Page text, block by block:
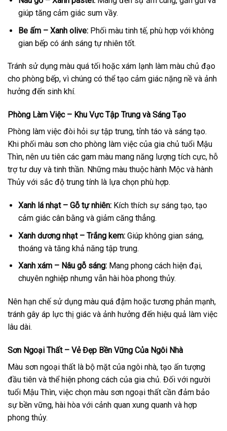
giúp tăng cảm giác sum vầy.
Be ấm – Xanh olive:Phối màu tinh tế, phù hợp với không
gian bếp có ánh sáng tự nhiên tốt.
Tránh sử dụng màu quá tối hoặc xám lạnh làm màu chủ đạo
cho phòng bếp, vì chúng có thể tạo cảm giác nặng nề và ảnh
hưởng đến sinh khí.
Phòng Làm Việc – Khu Vực Tập Trung và Sáng Tạo
Phòng làm việc đòi hỏi sự tập trung, tỉnh táo và sáng tạo.
Khi phối màu sơn cho phòng làm việc của gia chủ tuổi Mậu
Thìn, nên ưu tiên các gam màu mang năng lượng tích cực, hỗ
trợ tư duy và tinh thần. Những màu thuộc hành Mộc và hành
Thủy với sắc độ trung tính là lựa chọn phù hợp.
Xanh lá nhạt – Gỗ tự nhiên:Kích thích sự sáng tạo, tạo
cảm giác cân bằng và giảm căng thẳng.
Xanh dương nhạt – Trắng kem:Giúp không gian sáng,
thoáng và tăng khả năng tập trung.
Xanh xám – Nâu gỗ sáng:Mang phong cách hiện đại,
chuyên nghiệp nhưng vẫn hài hòa phong thủy.
Nên hạn chế sử dụng màu quá đậm hoặc tương phản mạnh,
tránh gây áp lực thị giác và ảnh hưởng đến hiệu quả làm việc
lâu dài.
Sơn Ngoại Thất – Vẻ Đẹp Bền Vững Của Ngôi Nhà
Màu sơn ngoại thất là bộ mặt của ngôi nhà, tạo ấn tượng
đầu tiên và thể hiện phong cách của gia chủ. Đối với người
tuổi Mậu Thìn, việc chọn màu sơn ngoại thất cần đảm bảo
sự bền vững, hài hòa với cảnh quan xung quanh và hợp
phong thủy.